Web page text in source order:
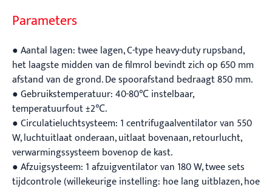
Parameters
● Aantal lagen: twee lagen, C-type heavy-duty rupsband,
het laagste midden van de filmrol bevindt zich op 650 mm
afstand van de grond. De spoorafstand bedraagt ​​850 mm.
● Gebruikstemperatuur: 40-80℃ instelbaar,
temperatuurfout ±2℃.
● Circulatieluchtsysteem: 1 centrifugaalventilator van 550
W, luchtuitlaat onderaan, uitlaat bovenaan, retourlucht,
verwarmingssysteem bovenop de kast.
● Afzuigsysteem: 1 afzuigventilator van 180 W, twee sets
tijdcontrole (willekeurige instelling: hoe lang uitblazen, hoe